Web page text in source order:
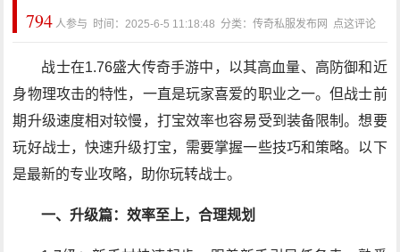
794 人参与 时间：2025-6-5 11:18:48 分类：传奇私服发布网 点这评论
战士在1.76盛大传奇手游中，以其高血量、高防御和近
身物理攻击的特性，一直是玩家喜爱的职业之一。但战士前
期升级速度相对较慢，打宝效率也容易受到装备限制。想要
玩好战士，快速升级打宝，需要掌握一些技巧和策略。以下
是最新的专业攻略，助你玩转战士。
一、升级篇：效率至上，合理规划